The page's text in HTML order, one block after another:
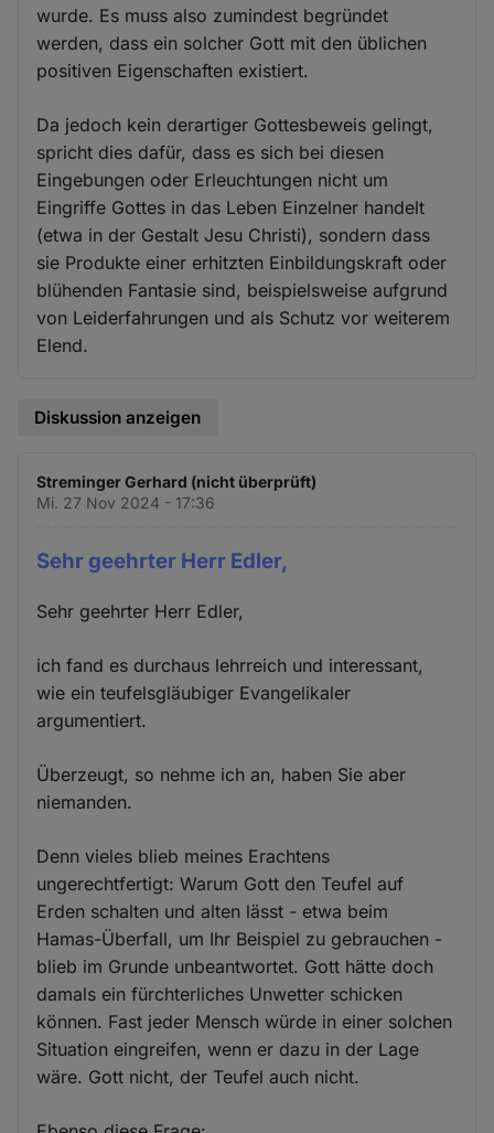
wurde. Es muss also zumindest begründet
werden, dass ein solcher Gott mit den üblichen
positiven Eigenschaften existiert.
Da jedoch kein derartiger Gottesbeweis gelingt,
spricht dies dafür, dass es sich bei diesen
Eingebungen oder Erleuchtungen nicht um
Eingriffe Gottes in das Leben Einzelner handelt
(etwa in der Gestalt Jesu Christi), sondern dass
sie Produkte einer erhitzten Einbildungskraft oder
blühenden Fantasie sind, beispielsweise aufgrund
von Leiderfahrungen und als Schutz vor weiterem
Elend.
Diskussion anzeigen
Streminger Gerhard (nicht überprüft)
Mi. 27 Nov 2024 - 17:36
Sehr geehrter Herr Edler,
Sehr geehrter Herr Edler,
ich fand es durchaus lehrreich und interessant,
wie ein teufelsgläubiger Evangelikaler
argumentiert.
Überzeugt, so nehme ich an, haben Sie aber
niemanden.
Denn vieles blieb meines Erachtens
ungerechtfertigt: Warum Gott den Teufel auf
Erden schalten und alten lässt - etwa beim
Hamas-Überfall, um Ihr Beispiel zu gebrauchen -
blieb im Grunde unbeantwortet. Gott hätte doch
damals ein fürchterliches Unwetter schicken
können. Fast jeder Mensch würde in einer solchen
Situation eingreifen, wenn er dazu in der Lage
wäre. Gott nicht, der Teufel auch nicht.